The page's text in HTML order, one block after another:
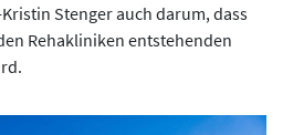
Stenger auch darum, dass
Rehakliniken entstehenden